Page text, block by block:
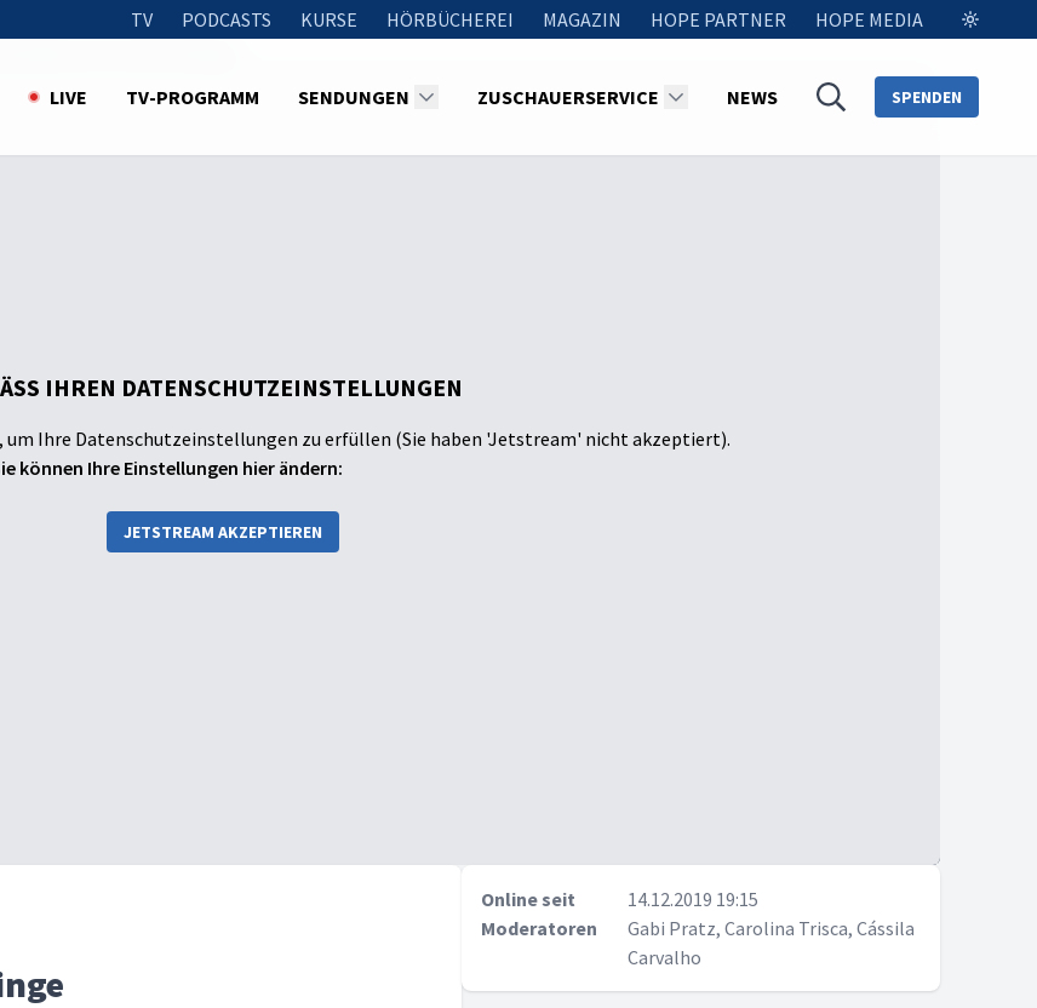
TV PODCASTS KURSE HÖRBÜCHEREI MAGAZIN HOPE PARTNER HOPE MEDIA
LIVE TV-PROGRAMM SENDUNGEN ZUSCHAUERSERVICE NEWS SPENDEN
IHREN DATENSCHUTZEINSTELLUNGEN
Ihre Datenschutzeinstellungen zu erfüllen (Sie haben 'Jetstream' nicht akzeptiert).
können Ihre Einstellungen hier ändern:
JETSTREAM AKZEPTIEREN
Online seit
14.12.2019 19:15
Moderatoren
Gabi Pratz, Carolina Trisca, Cássila
Carvalho